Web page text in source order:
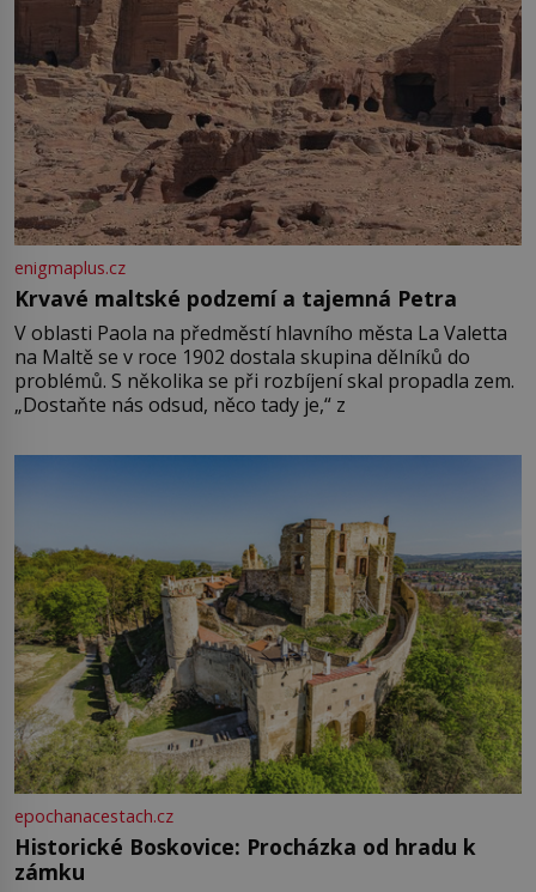
enigmaplus.cz
Krvavé maltské podzemí a tajemná Petra
V oblasti Paola na předměstí hlavního města La Valetta
na Maltě se v roce 1902 dostala skupina dělníků do
problémů. S několika se při rozbíjení skal propadla zem.
„Dostaňte nás odsud, něco tady je,“ z
epochanacestach.cz
Historické Boskovice: Procházka od hradu k
zámku